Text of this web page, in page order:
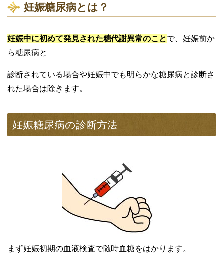
妊娠糖尿病とは？
妊娠中に初めて発見された糖代謝異常のことで、妊娠前か
ら糖尿病と
診断されている場合や妊娠中でも明らかな糖尿病と診断さ
れた場合は除きます。
妊娠糖尿病の診断方法
まず妊娠初期の血液検査で随時血糖をはかります。